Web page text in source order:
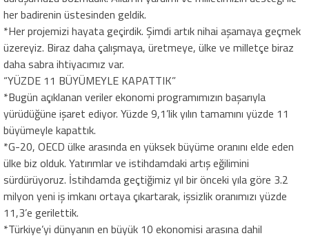
her badirenin üstesinden geldik.
*Her projemizi hayata geçirdik. Şimdi artık nihai aşamaya geçmek
üzereyiz. Biraz daha çalışmaya, üretmeye, ülke ve milletçe biraz
daha sabra ihtiyacımız var.
“YÜZDE 11 BÜYÜMEYLE KAPATTIK”
*Bugün açıklanan veriler ekonomi programımızın başarıyla
yürüdüğüne işaret ediyor. Yüzde 9,1’lik yılın tamamını yüzde 11
büyümeyle kapattık.
*G-20, OECD ülke arasında en yüksek büyüme oranını elde eden
ülke biz olduk. Yatırımlar ve istihdamdaki artış eğilimini
sürdürüyoruz. İstihdamda geçtiğimiz yıl bir önceki yıla göre 3.2
milyon yeni iş imkanı ortaya çıkartarak, işsizlik oranımızı yüzde
11,3’e gerilettik.
*Türkiye’yi dünyanın en büyük 10 ekonomisi arasına dahil